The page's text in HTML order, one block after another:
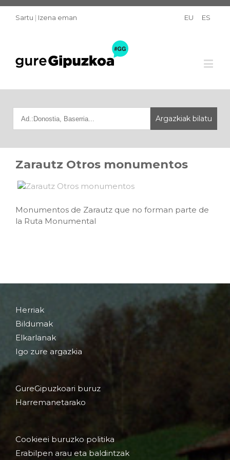
Sartu | Izena eman EU ES
Zarautz Otros monumentos
Monumentos de Zarautz que no forman parte de
la Ruta Monumental
Herriak
Bildumak
Elkarlanak
Igo zure argazkia
GureGipuzkoari buruz
Harremanetarako
Cookieei buruzko politika
Erabilpen arau eta baldintzak